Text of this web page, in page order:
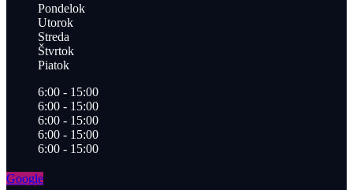
Pondelok
Utorok
Streda
Štvrtok
Piatok
6:00 - 15:00
6:00 - 15:00
6:00 - 15:00
6:00 - 15:00
6:00 - 15:00
Google